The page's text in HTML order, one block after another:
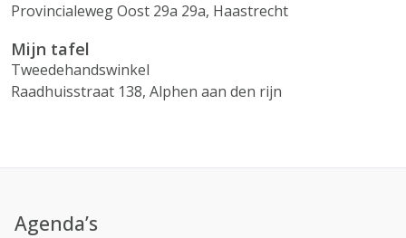
Provincialeweg Oost 29a 29a, Haastrecht
Mijn tafel
Tweedehandswinkel
Raadhuisstraat 138, Alphen aan den rijn
Agenda’s